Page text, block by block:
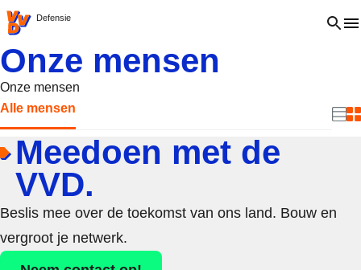
VVD.nl - Ga naar de homepage
Defensie Open
Onze mensen
Onze mensen
Alle mensen
Meedoen met de
VVD.
Beslis mee over de toekomst van ons land. Bouw en
vergroot je netwerk.